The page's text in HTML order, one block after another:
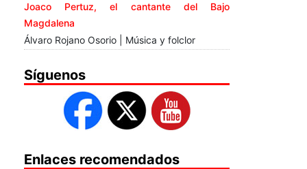
Joaco Pertuz, el cantante del Bajo
Magdalena
Álvaro Rojano Osorio | Música y folclor
Síguenos
Enlaces recomendados